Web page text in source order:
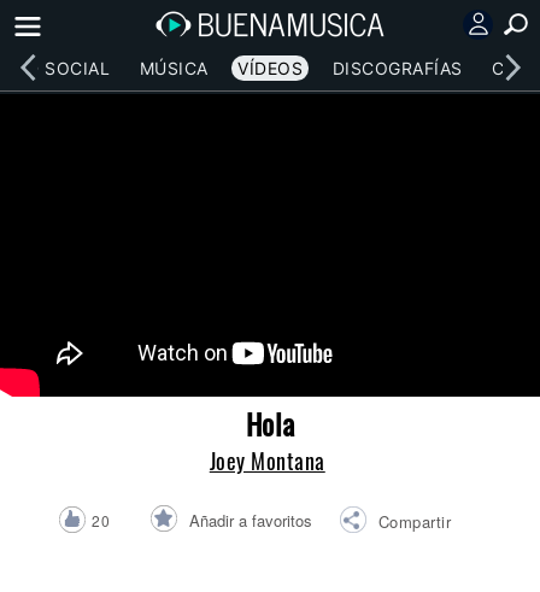
RED SOCIAL MÚSICA VÍDEOS DISCOGRAFÍAS
Hola
Joey Montana
20 Añadir a favoritos Compartir